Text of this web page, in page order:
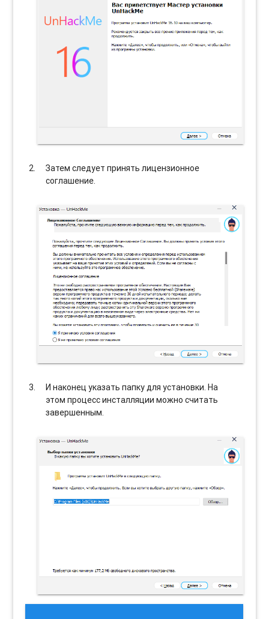
Затем следует принять лицензионное
соглашение.
И наконец указать папку для установки. На
этом процесс инсталляции можно считать
завершенным.